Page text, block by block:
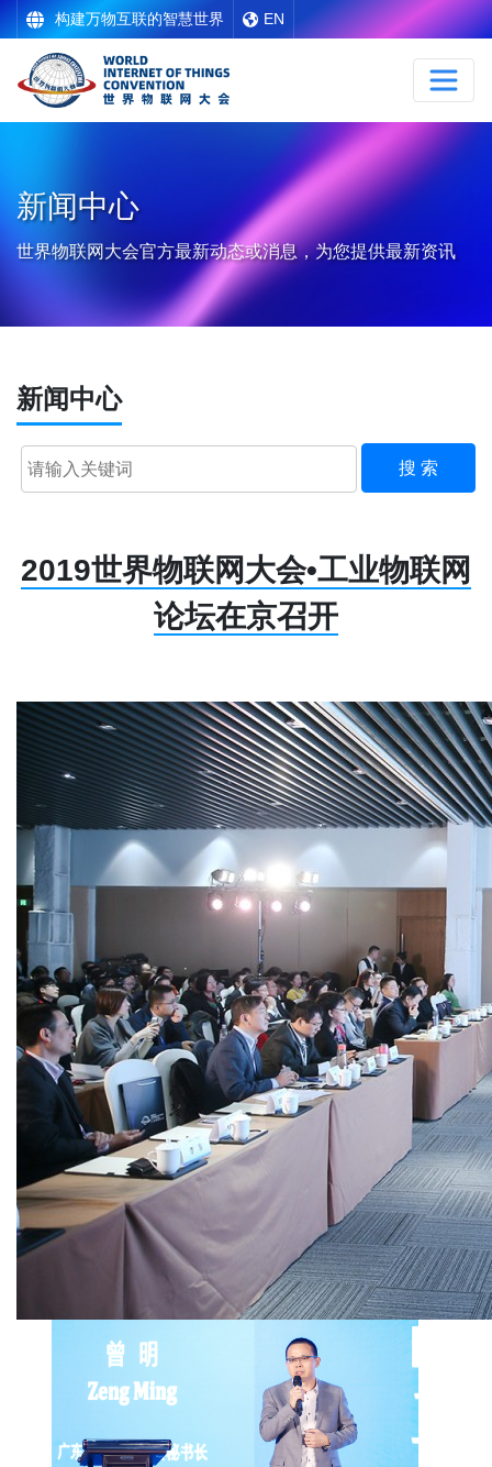
构建万物互联的智慧世界 EN
新闻中心
世界物联网大会官方最新动态或消息，为您提供最新资讯
新闻中心
搜 索
2019世界物联网大会•工业物联网
论坛在京召开